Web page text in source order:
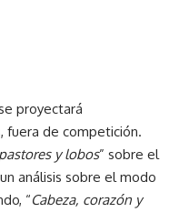
proyectará
fuera de competición.
y lobos” sobre el
un análisis sobre el modo
“Cabeza, corazón y